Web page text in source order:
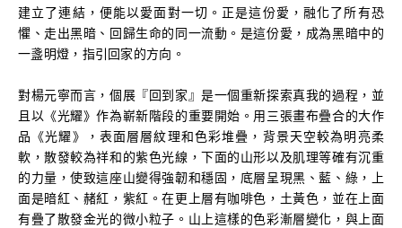
建立了連結，便能以愛面對一切。正是這份愛，融化了所有恐
懼、走出黑暗、回歸生命的同一流動。是這份愛，成為黑暗中的
一盞明燈，指引回家的方向。
對楊元寧而言，個展『回到家』是一個重新探索真我的過程，並
且以《光耀》作為嶄新階段的重要開始。用三張畫布疊合的大作
品《光耀》，表面層層紋理和色彩堆疊，背景天空較為明亮柔
軟，散發較為祥和的紫色光線，下面的山形以及肌理等確有沉重
的力量，使致這座山變得強韌和穩固，底層呈現黑、藍、綠，上
面是暗紅、赭紅，紫紅。在更上層有咖啡色，土黃色，並在上面
有疊了散發金光的微小粒子。山上這樣的色彩漸層變化，與上面